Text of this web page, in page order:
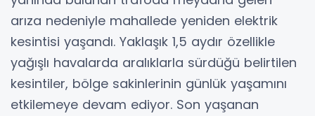
arıza nedeniyle mahallede yeniden elektrik
kesintisi yaşandı. Yaklaşık 1,5 aydır özellikle
yağışlı havalarda aralıklarla sürdüğü belirtilen
kesintiler, bölge sakinlerinin günlük yaşamını
etkilemeye devam ediyor. Son yaşanan